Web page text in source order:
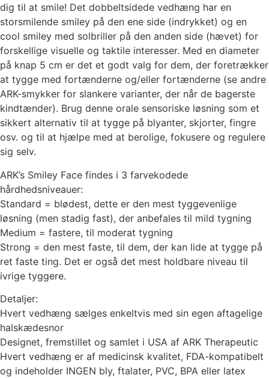
dig til at smile! Det dobbeltsidede vedhæng har en
storsmilende smiley på den ene side (indrykket) og en
cool smiley med solbriller på den anden side (hævet) for
forskellige visuelle og taktile interesser. Med en diameter
på knap 5 cm er det et godt valg for dem, der foretrækker
at tygge med fortænderne og/eller fortænderne (se andre
ARK-smykker for slankere varianter, der når de bagerste
kindtænder). Brug denne orale sensoriske løsning som et
sikkert alternativ til at tygge på blyanter, skjorter, fingre
osv. og til at hjælpe med at berolige, fokusere og regulere
sig selv.
ARK’s Smiley Face findes i 3 farvekodede
hårdhedsniveauer:
Standard = blødest, dette er den mest tyggevenlige
løsning (men stadig fast), der anbefales til mild tygning
Medium = fastere, til moderat tygning
Strong = den mest faste, til dem, der kan lide at tygge på
ret faste ting. Det er også det mest holdbare niveau til
ivrige tyggere.
Detaljer:
Hvert vedhæng sælges enkeltvis med sin egen aftagelige
halskædesnor
Designet, fremstillet og samlet i USA af ARK Therapeutic
Hvert vedhæng er af medicinsk kvalitet, FDA-kompatibelt
og indeholder INGEN bly, ftalater, PVC, BPA eller latex